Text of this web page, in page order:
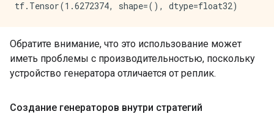
Обратите внимание, что это использование может
иметь проблемы с производительностью, поскольку
устройство генератора отличается от реплик.
Создание генераторов внутри стратегий